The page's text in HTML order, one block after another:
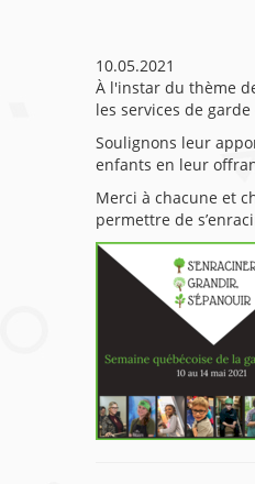
10.05.2021
À l'instar du thème
les services de
Soulignons leur
enfants en leur
Merci à chacune et
permettre de